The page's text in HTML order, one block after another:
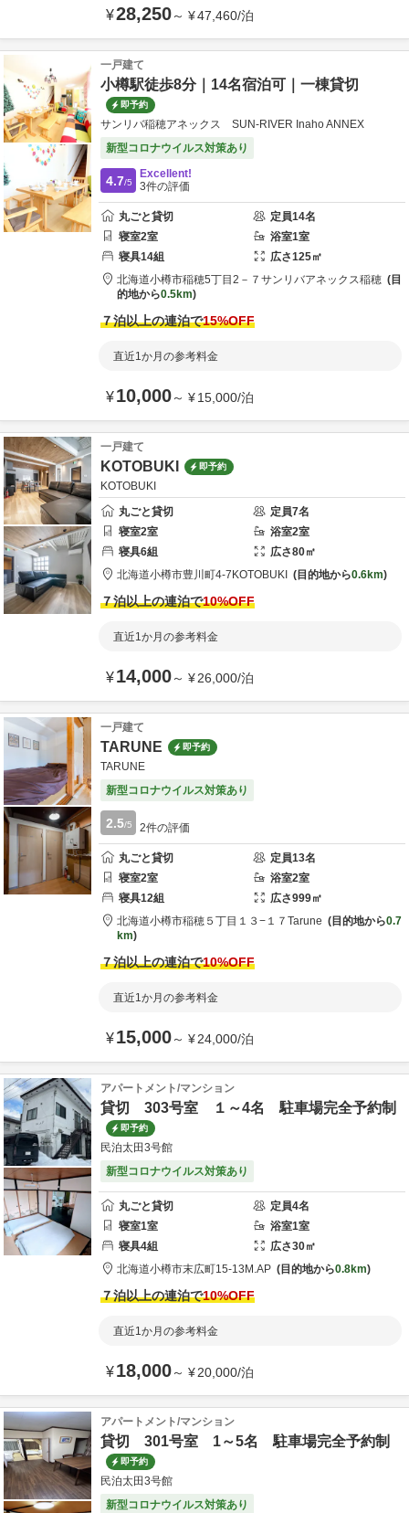
¥28,250～ ¥47,460/泊
一戸建て
小樽駅徒歩8分｜14名宿泊可｜一棟貸切
即予約
サンリバ稲穂アネックス SUN-RIVER Inaho ANNEX
新型コロナウイルス対策あり
4.7/5
Excellent!
3件の評価
丸ごと貸切 定員14名
寝室2室 浴室1室
寝具14組 広さ125㎡
北海道小樽市稲穂5丁目2－７ サンリバアネックス稲穂
目
的地から0.5km
７泊以上の連泊で15%OFF
直近1か月の参考料金
¥10,000～ ¥15,000/泊
一戸建て
KOTOBUKI 即予約
KOTOBUKI
丸ごと貸切
定員7名
寝室2室 浴室2室
寝具6組 広さ80㎡
北海道小樽市豊川町4-7 KOTOBUKI 目的地から0.6km
７泊以上の連泊で10%OFF
直近1か月の参考料金
¥14,000～ ¥26,000/泊
一戸建て
TARUNE 即予約
TARUNE
新型コロナウイルス対策あり
2.5/5 2件の評価
丸ごと貸切 定員13名
寝室2室 浴室2室
寝具12組 広さ999㎡
北海道小樽市稲穂５丁目１３−１７ Tarune 目的地から0.7
km
７泊以上の連泊で10%OFF
直近1か月の参考料金
¥15,000～ ¥24,000/泊
アパートメント/マンション
貸切 303号室 １～4名 駐車場完全予約制
即予約
民泊太田3号館
新型コロナウイルス対策あり
丸ごと貸切 定員4名
寝室1室 浴室1室
寝具4組 広さ30㎡
北海道小樽市末広町15-13 M.AP 目的地から0.8km
７泊以上の連泊で10%OFF
直近1か月の参考料金
¥18,000～ ¥20,000/泊
アパートメント/マンション
貸切 301号室 1～5名 駐車場完全予約制
即予約
民泊太田3号館
新型コロナウイルス対策あり